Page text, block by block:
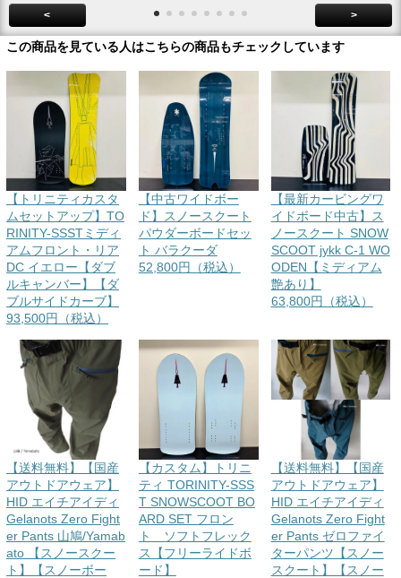
< >
この商品を見ている人はこちらの商品もチェックしています
【トリニティカスタ
ムセットアップ】TO
RINITY-SSSTミディ
アムフロント・リア
DC イエロー【ダブ
ルキャンバー】【ダ
ブルサイドカーブ】
93,500円（税込）
【中古ワイドボー
ド】スノースクート
パウダーボードセッ
ト バラクーダ
52,800円（税込）
【最新カービングワ
イドボード中古】ス
ノースクート SNOW
SCOOT jykk C-1 WO
ODEN【ミディアム
艶あり】
63,800円（税込）
【送料無料】【国産
アウトドアウェア】
HID エイチアイディ
Gelanots Zero Fight
er Pants 山鳩/Yamab
ato 【スノースクー
ト】【スノーボー
【カスタム】トリニ
ティ TORINITY-SSS
T SNOWSCOOT BO
ARD SET フロン
ト ソフトフレック
ス【フリーライドボ
ード】
【送料無料】【国産
アウトドアウェア】
HID エイチアイディ
Gelanots Zero Fight
er Pants ゼロファイ
ターパンツ【スノー
スクート】【スノー